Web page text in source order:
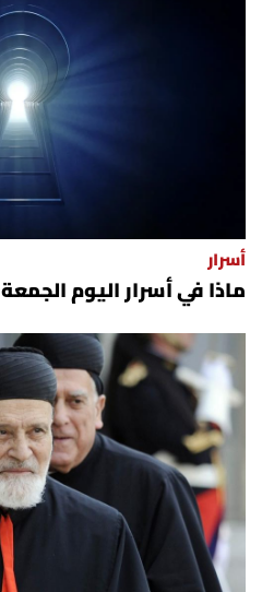
أسرار
ماذا في أسرار اليوم الجمعة 07-08-2026؟